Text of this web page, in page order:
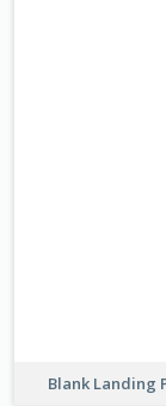
Blank Landing